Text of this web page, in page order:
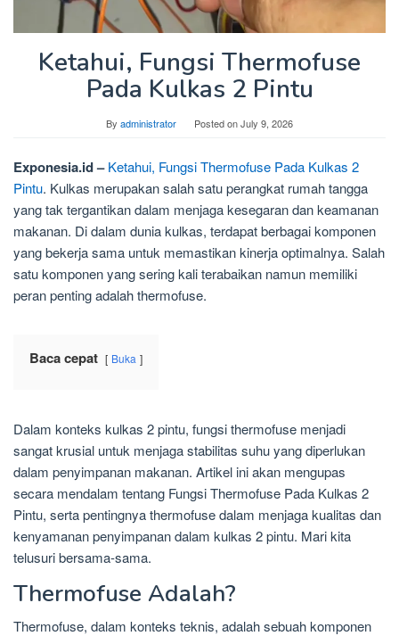
Ketahui, Fungsi Thermofuse
Pada Kulkas 2 Pintu
By administrator Posted onJuly 9, 2026
Exponesia.id – Ketahui, Fungsi Thermofuse Pada Kulkas 2
Pintu. Kulkas merupakan salah satu perangkat rumah tangga
yang tak tergantikan dalam menjaga kesegaran dan keamanan
makanan. Di dalam dunia kulkas, terdapat berbagai komponen
yang bekerja sama untuk memastikan kinerja optimalnya. Salah
satu komponen yang sering kali terabaikan namun memiliki
peran penting adalah thermofuse.
Baca cepat Buka
Dalam konteks kulkas 2 pintu, fungsi thermofuse menjadi
sangat krusial untuk menjaga stabilitas suhu yang diperlukan
dalam penyimpanan makanan. Artikel ini akan mengupas
secara mendalam tentang Fungsi Thermofuse Pada Kulkas 2
Pintu, serta pentingnya thermofuse dalam menjaga kualitas dan
kenyamanan penyimpanan dalam kulkas 2 pintu. Mari kita
telusuri bersama-sama.
Thermofuse Adalah?
Thermofuse, dalam konteks teknis, adalah sebuah komponen